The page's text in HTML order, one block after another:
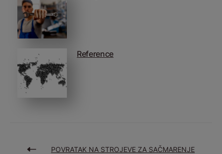
Reference
POVRATAK NA STROJEVE ZA SAČMARENJE